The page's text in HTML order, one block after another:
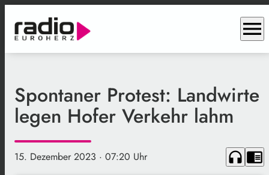
menu
Spontaner Protest: Landwirte
legen Hofer Verkehr lahm
15. Dezember 2023 · 07:20 Uhr headphones chrome_reader_mode